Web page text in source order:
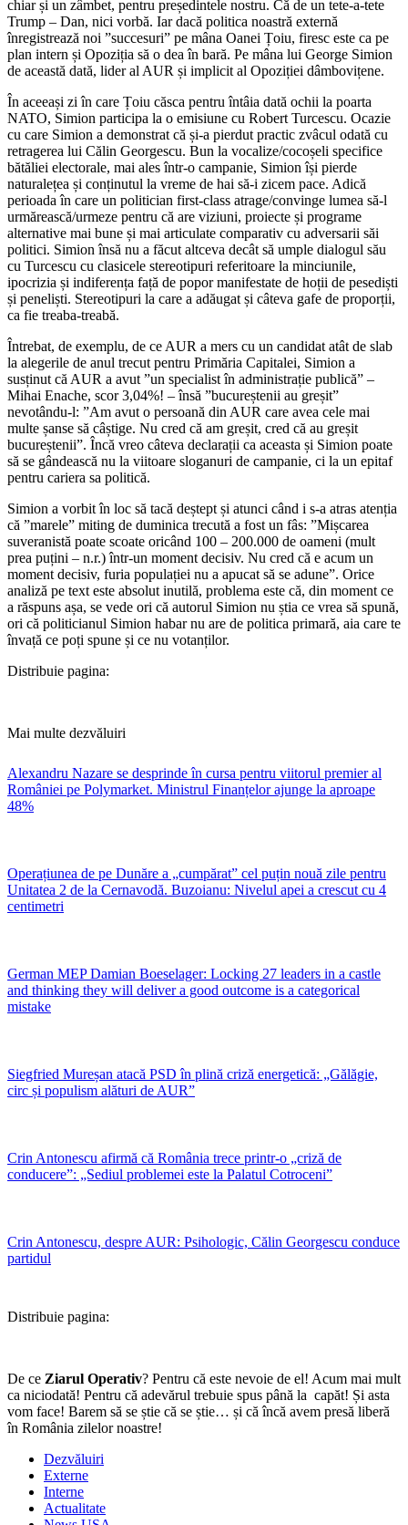
chiar și un zâmbet, pentru președintele nostru. Că de un tete-a-tete
Trump – Dan, nici vorbă. Iar dacă politica noastră externă
înregistrează noi ”succesuri” pe mâna Oanei Țoiu, firesc este ca pe
plan intern și Opoziția să o dea în bară. Pe mâna lui George Simion
de această dată, lider al AUR și implicit al Opoziției dâmbovițene.
În aceeași zi în care Țoiu căsca pentru întâia dată ochii la poarta
NATO, Simion participa la o emisiune cu Robert Turcescu. Ocazie
cu care Simion a demonstrat că și-a pierdut practic zvâcul odată cu
retragerea lui Călin Georgescu. Bun la vocalize/cocoșeli specifice
bătăliei electorale, mai ales într-o campanie, Simion își pierde
naturalețea și conținutul la vreme de hai să-i zicem pace. Adică
perioada în care un politician first-class atrage/convinge lumea să-l
urmărească/urmeze pentru că are viziuni, proiecte și programe
alternative mai bune și mai articulate comparativ cu adversarii săi
politici. Simion însă nu a făcut altceva decât să umple dialogul său
cu Turcescu cu clasicele stereotipuri referitoare la minciunile,
ipocrizia și indiferența față de popor manifestate de hoții de pesediști
și peneliști. Stereotipuri la care a adăugat și câteva gafe de proporții,
ca fie treaba-treabă.
Întrebat, de exemplu, de ce AUR a mers cu un candidat atât de slab
la alegerile de anul trecut pentru Primăria Capitalei, Simion a
susținut că AUR a avut ”un specialist în administrație publică” –
Mihai Enache, scor 3,04%! – însă ”bucureștenii au greșit”
nevotându-l: ”Am avut o persoană din AUR care avea cele mai
multe șanse să câștige. Nu cred că am greșit, cred că au greșit
bucureștenii”. Încă vreo câteva declarații ca aceasta și Simion poate
să se gândească nu la viitoare sloganuri de campanie, ci la un epitaf
pentru cariera sa politică.
Simion a vorbit în loc să tacă deștept și atunci când i s-a atras atenția
că ”marele” miting de duminica trecută a fost un fâs: ”Mișcarea
suveranistă poate scoate oricând 100 – 200.000 de oameni (mult
prea puțini – n.r.) într-un moment decisiv. Nu cred că e acum un
moment decisiv, furia populației nu a apucat să se adune”. Orice
analiză pe text este absolut inutilă, problema este că, din moment ce
a răspuns așa, se vede ori că autorul Simion nu știa ce vrea să spună,
ori că politicianul Simion habar nu are de politica primară, aia care te
învață ce poți spune și ce nu votanților.
Distribuie pagina:
Mai multe dezvăluiri
Alexandru Nazare se desprinde în cursa pentru viitorul premier al
României pe Polymarket. Ministrul Finanțelor ajunge la aproape
48%
Operațiunea de pe Dunăre a „cumpărat” cel puțin nouă zile pentru
Unitatea 2 de la Cernavodă. Buzoianu: Nivelul apei a crescut cu 4
centimetri
German MEP Damian Boeselager: Locking 27 leaders in a castle
and thinking they will deliver a good outcome is a categorical
mistake
Siegfried Mureșan atacă PSD în plină criză energetică: „Gălăgie,
circ și populism alături de AUR”
Crin Antonescu afirmă că România trece printr-o „criză de
conducere”: „Sediul problemei este la Palatul Cotroceni”
Crin Antonescu, despre AUR: Psihologic, Călin Georgescu conduce
partidul
Distribuie pagina:
De ce Ziarul Operativ? Pentru că este nevoie de el! Acum mai mult
ca niciodată! Pentru că adevărul trebuie spus până la capăt! Și asta
vom face! Barem să se știe că se știe… și că încă avem presă liberă
în România zilelor noastre!
Dezvăluiri
Externe
Interne
Actualitate